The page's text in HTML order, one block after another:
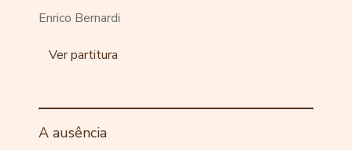
Enrico Bernardi
Ver partitura
A ausência